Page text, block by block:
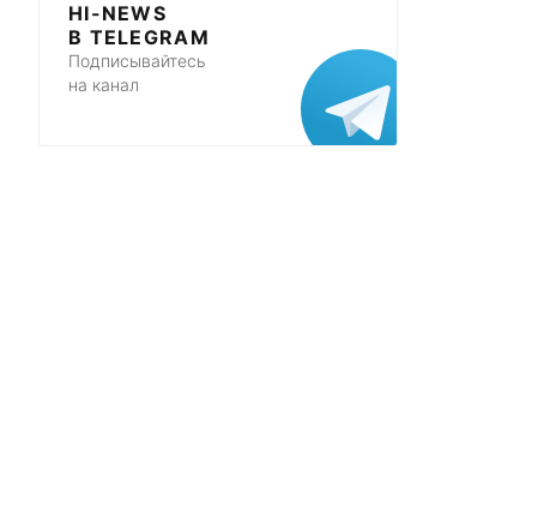
HI-NEWS
В TELEGRAM
Подписывайтесь
на канал